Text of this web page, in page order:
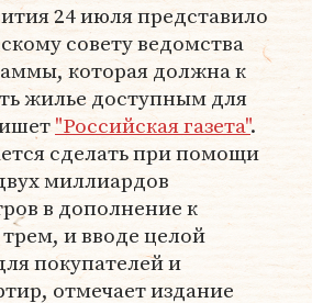
24 июля представило
совету ведомства
которая должна к
жилье доступным для
"Российская газета".
сделать при помощи
миллиардов
в дополнение к
и вводе целой
покупателей и
отмечает издание